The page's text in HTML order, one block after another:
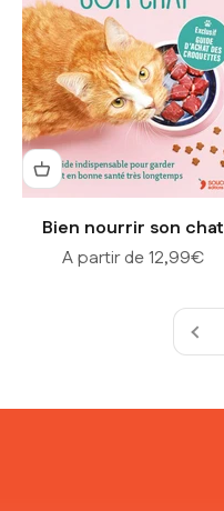
Bien nourrir son chat
Prix de vente
A partir de 12,99€